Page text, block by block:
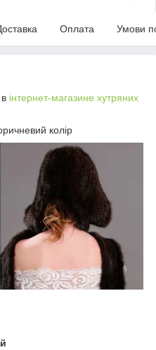
Оплата Умови
інтернет-магазине хутряних
колір